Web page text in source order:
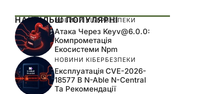
НАЙБІЛЬШ ПОПУЛЯРНІ
НОВИНИ КІБЕРБЕЗПЕКИ
Атака Через Keyv@6.0.0:
Компрометація
Екосистеми Npm
НОВИНИ КІБЕРБЕЗПЕКИ
Експлуатація CVE-2026-
18577 В N-Able N-Central
Та Рекомендації